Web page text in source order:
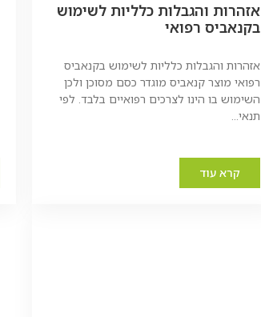
אזהרות והגבלות כלליות לשימוש
בקנאביס רפואי
אזהרות והגבלות כלליות לשימוש בקנאביס
רפואי מוצר קנאביס מוגדר כסם מסוכן ולכן
השימוש בו הינו לצרכים רפואיים בלבד. לפי
תנאי...
קרא עוד